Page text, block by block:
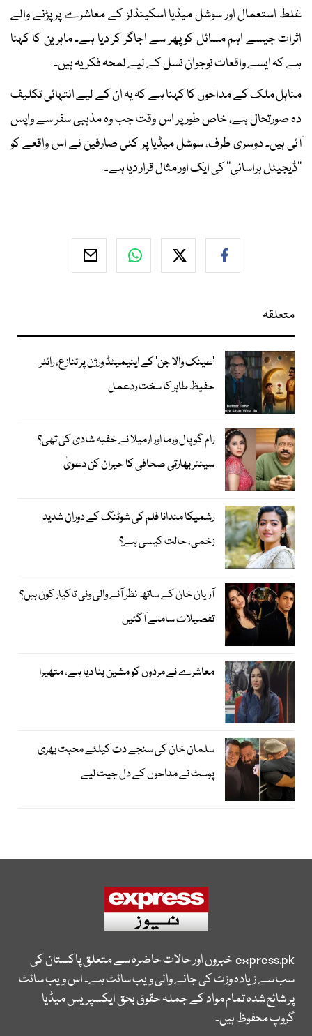
غلط استعمال اور سوشل میڈیا اسکینڈلز کے معاشرے پر پڑنے والے
اثرات جیسے اہم مسائل کو پھر سے اجاگر کر دیا ہے۔ ماہرین کا کہنا
ہے کہ ایسے واقعات نوجوان نسل کے لیے لمحہ فکریہ ہیں۔
مناہل ملک کے مداحوں کا کہنا ہے کہ یہ ان کے لیے انتہائی تکلیف
دہ صورتحال ہے، خاص طور پر اس وقت جب وہ مذہبی سفر سے واپس
آئی ہیں۔ دوسری طرف، سوشل میڈیا پر کئی صارفین نے اس واقعے کو
’’ڈیجیٹل ہراسانی‘‘ کی ایک اور مثال قرار دیا ہے۔
متعلقہ
’عینک والا جن‘ کے اینیمیٹڈ ورژن پر تنازع، رائٹر
حفیظ طاہر کا سخت ردعمل
رام گوپال ورما اور ارمیلا نے خفیہ شادی کی تھی؟
سینئر بھارتی صحافی کا حیران کن دعویٰ
رشمیکا مندانا فلم کی شوٹنگ کے دوران شدید
زخمی، حالت کیسی ہے؟
آریان خان کے ساتھ نظر آنے والی ونی تاکیار کون ہیں؟
تفصیلات سامنے آگئیں
معاشرے نے مردوں کو مشین بنا دیا ہے، متھیرا
سلمان خان کی سنجے دت کیلئے محبت بھری
پوسٹ نے مداحوں کے دل جیت لیے
express.pkخبروں اور حالات حاضرہ سے متعلق پاکستان کی
سب سے زیادہ وزٹ کی جانے والی ویب سائٹ ہے۔ اس ویب سائٹ
پر شائع شدہ تمام مواد کے جملہ حقوق بحق ایکسپریس میڈیا
گروپ محفوظ ہیں۔